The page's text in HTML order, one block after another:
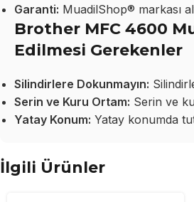
Garanti: MuadilShop® markası
Brother MFC 4600
Edilmesi Gerekenler
Silindirlere Dokunmayın:
Serin ve Kuru Ortam: Serin ve
Yatay Konum: Yatay konumda
İlgili Ürünler